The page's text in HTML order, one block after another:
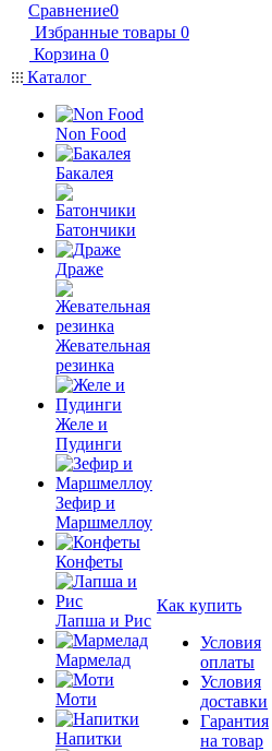
Сравнение0
Избранные товары 0
Корзина 0
Каталог
Non Food
Бакалея
Батончики
Драже
Жевательная
резинка
Желе и
Пудинги
Зефир и
Маршмеллоу
Конфеты
Лапша и Рис
Мармелад
Моти
Напитки
Как купить
Условия
оплаты
Условия
доставки
Гарантия
на товар